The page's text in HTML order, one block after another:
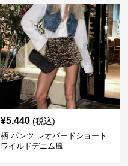
¥5,440 (税込)
柄 パンツ レオパードショート
ワイルドデニム風